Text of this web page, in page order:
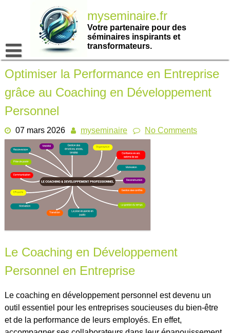
myseminaire.fr
Votre partenaire pour des
séminaires inspirants et
transformateurs.
Optimiser la Performance en Entreprise
grâce au Coaching en Développement
Personnel
07 mars 2026 myseminaire No Comments
Le Coaching en Développement
Personnel en Entreprise
Le coaching en développement personnel est devenu un
outil essentiel pour les entreprises soucieuses du bien-être
et de la performance de leurs employés. En effet,